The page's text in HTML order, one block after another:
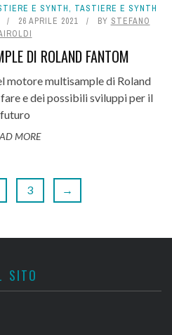
E SYNTH, TASTIERE E SYNTH
26 APRILE 2021 BY STEFANO
DI ROLAND FANTOM
motore multisample di Roland
e dei possibili sviluppi per il
futuro
MORE
3 →
SITO